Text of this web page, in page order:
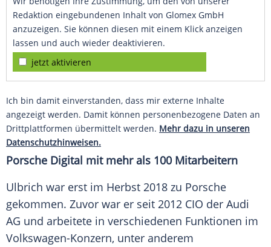
Redaktion eingebundenen Inhalt von Glomex GmbH
anzuzeigen. Sie können diesen mit einem Klick anzeigen
lassen und auch wieder deaktivieren.
jetzt aktivieren
Ich bin damit einverstanden, dass mir externe Inhalte
angezeigt werden. Damit können personenbezogene Daten an
Drittplattformen übermittelt werden. Mehr dazu in unseren
Datenschutzhinweisen.
Porsche Digital mit mehr als 100 Mitarbeitern
Ulbrich war erst im Herbst 2018 zu Porsche
gekommen. Zuvor war er seit 2012 CIO der Audi
AG und arbeitete in verschiedenen Funktionen im
Volkswagen-Konzern, unter anderem